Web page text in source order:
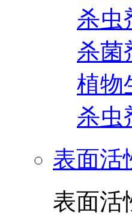
杀虫
杀菌
植物
杀虫
表面活
表面活